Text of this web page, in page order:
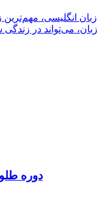
زبان انگلیسی،
زبان، می‌تواند در
دوره